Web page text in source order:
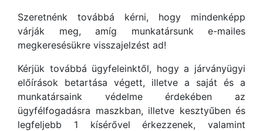
Szeretnénk továbbá kérni, hogy mindenképp
várják meg, amíg munkatársunk e-mailes
megkeresésükre visszajelzést ad!
Kérjük továbbá ügyfeleinktől, hogy a járványügyi
előírások betartása végett, illetve a saját és a
munkatársaink védelme érdekében az
ügyfélfogadásra maszkban, illetve kesztyűben és
legfeljebb 1 kísérővel érkezzenek, valamint